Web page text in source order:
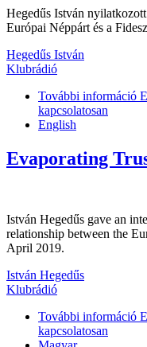
Hegedűs István
Európai Néppárt és a
Hegedűs István
Klubrádió
További információ
kapcsolatosan
English
Evaporating
István Hegedűs gave an
relationship between the
April 2019.
István Hegedűs
Klubrádió
További információ
kapcsolatosan